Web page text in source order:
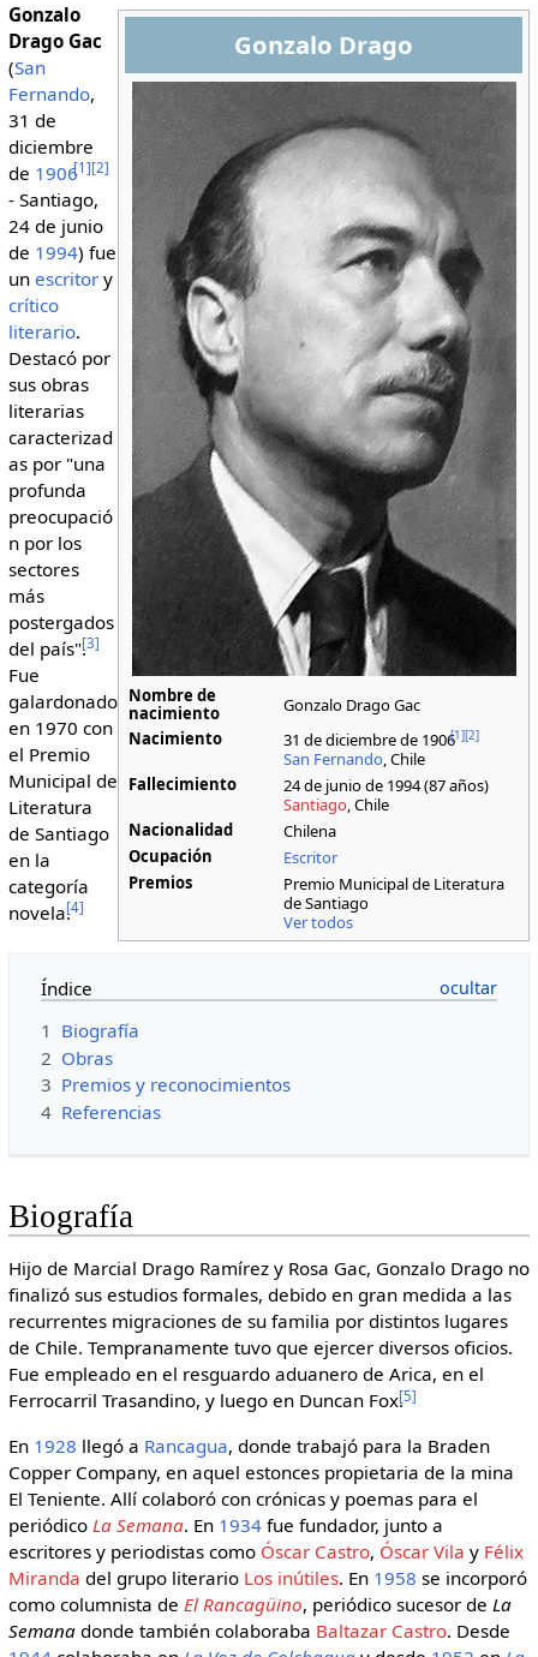
Gonzalo Drago
Nombre de
nacimiento
Gonzalo Drago Gac
Nacimiento
31 de diciembre de 1906
[1][2]
San Fernando, Chile
Fallecimiento
24 de junio de 1994 (87 años)
Santiago, Chile
Nacionalidad
Chilena
Ocupación
Escritor
Premios
Premio Municipal de Literatura
de Santiago
Ver todos
Gonzalo
Drago Gac
(San
Fernando,
31 de
diciembre
de 1906
[1 ][2]
- Santiago,
24 de junio
de 1994) fue
un escritory
crítico
literario.
Destacó por
sus obras
literarias
caracterizad
as por "una
profunda
preocupació
n por los
sectores
más
postergados
del país".
[3]
Fue
galardonado
en 1970 con
el Premio
Municipal de
Literatura
de Santiago
en la
categoría
novela.[4]
Índice
1 Biografía
2 Obras
3 Premios y reconocimientos
4 Referencias
Biografía
Hijo de Marcial Drago Ramírez y Rosa Gac, Gonzalo Drago no
finalizó sus estudios formales, debido en gran medida a las
recurrentes migraciones de su familia por distintos lugares
de Chile. Tempranamente tuvo que ejercer diversos oficios.
Fue empleado en el resguardo aduanero de Arica, en el
Ferrocarril Trasandino, y luego en Duncan Fox.
[5]
En 1928 llegó a Rancagua, donde trabajó para la Braden
Copper Company, en aquel estonces propietaria de la mina
El Teniente. Allí colaboró con crónicas y poemas para el
periódico La Semana. En 1934fue fundador, junto a
escritores y periodistas como Óscar Castro, Óscar Vila y Félix
Miranda del grupo literario Los inútiles. En 1958 se incorporó
como columnista de El Rancagüino, periódico sucesor de La
Semanadonde también colaboraba Baltazar Castro. Desde